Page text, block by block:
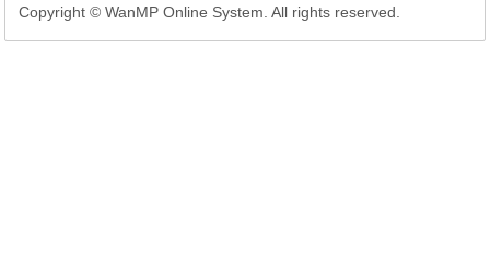
Copyright © WanMP Online System. All rights reserved.